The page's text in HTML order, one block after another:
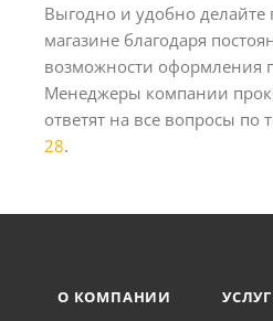
Выгодно и удобно
магазине благодаря
возможности оформления
Менеджеры компании
ответят на все вопросы по
28.
О КОМПАНИИ